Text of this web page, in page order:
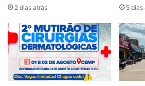
2 dias atrás 5 dias